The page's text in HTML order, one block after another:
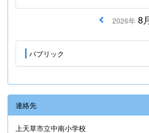
2026年 8
パブリック
連絡先
上天草市立中南小学校